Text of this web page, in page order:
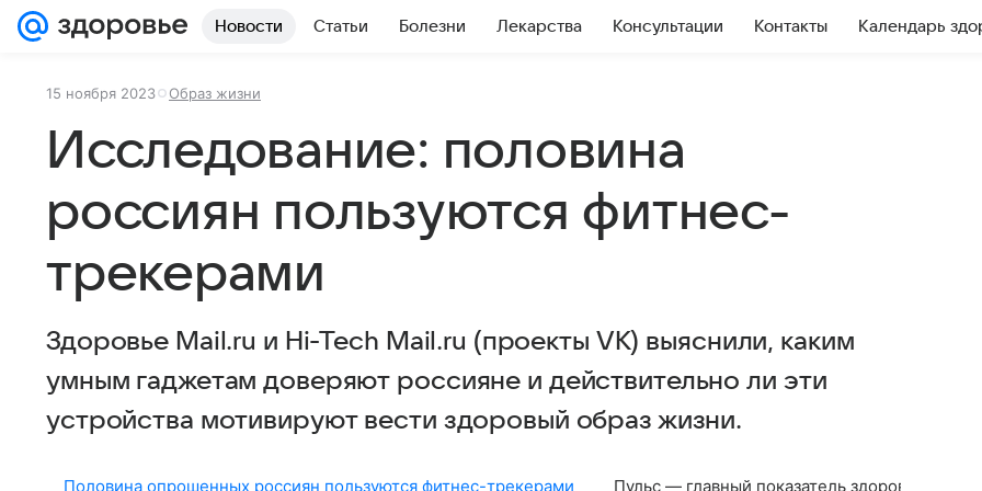
Новости Статьи Болезни Лекарства Консультации Контакты Календарь
15 ноября 2023 Образ жизни
Исследование: половина
россиян пользуются фитнес-
трекерами
Здоровье Mail.ru и Hi-Tech Mail.ru (проекты VK) выяснили, каким
умным гаджетам доверяют россияне и действительно ли эти
устройства мотивируют вести здоровый образ жизни.
Половина опрошенных россиян пользуются фитнес-трекерами Пульс — главный показатель здоровья